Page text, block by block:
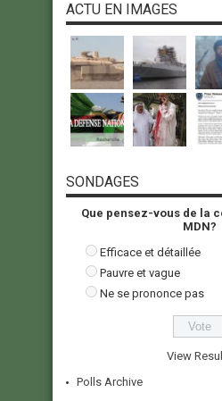
ACTU EN IMAGES
SONDAGES
Que pensez-vous de la
MDN?
Efficace et détaillée
Pauvre et vague
Ne se prononce pas
View
Polls Archive